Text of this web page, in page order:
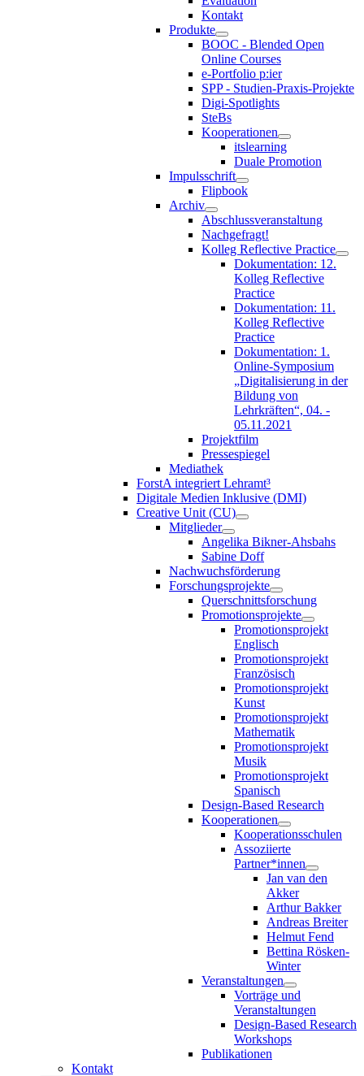
Kontakt
Produkte
BOOC - Blended Open
Online Courses
e-Portfolio p:ier
SPP - Studien-Praxis-Projekte
Digi-Spotlights
SteBs
Kooperationen
itslearning
Duale Promotion
Impulsschrift
Flipbook
Archiv
Abschlussveranstaltung
Nachgefragt!
Kolleg Reflective Practice
Dokumentation: 12.
Kolleg Reflective
Practice
Dokumentation: 11.
Kolleg Reflective
Practice
Dokumentation: 1.
Online-Symposium
„Digitalisierung in der
Bildung von
Lehrkräften“, 04. -
05.11.2021
Projektfilm
Pressespiegel
Mediathek
ForstA integriert Lehramt³
Digitale Medien Inklusive (DMI)
Creative Unit (CU)
Mitglieder
Angelika Bikner-Ahsbahs
Sabine Doff
Nachwuchsförderung
Forschungsprojekte
Querschnittsforschung
Promotionsprojekte
Promotionsprojekt
Englisch
Promotionsprojekt
Französisch
Promotionsprojekt
Kunst
Promotionsprojekt
Mathematik
Promotionsprojekt
Musik
Promotionsprojekt
Spanisch
Design-Based Research
Kooperationen
Kooperationsschulen
Assoziierte
Partner*innen
Jan van den
Akker
Arthur Bakker
Andreas Breiter
Helmut Fend
Bettina Rösken-
Winter
Veranstaltungen
Vorträge und
Veranstaltungen
Design-Based Research
Workshops
Publikationen
Kontakt